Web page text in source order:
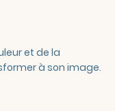
et de la
à son image.